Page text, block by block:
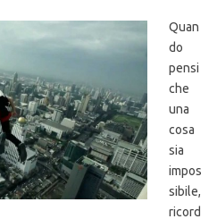
Quan
do
pensi
che
una
cosa
sia
impos
sibile,
ricord